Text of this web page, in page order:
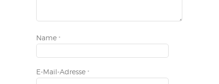
Name *
E-Mail-Adresse *